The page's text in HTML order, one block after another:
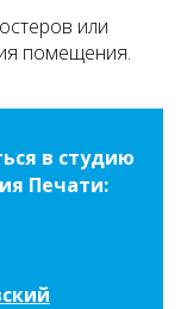
или
помещения.
в студию
Печати: